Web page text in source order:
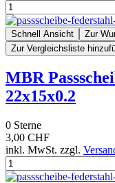
Schnell Ansicht
Zur
Zur Vergleichsliste
MBR
22x15x0.2
0 Sterne
3,00 CHF
inkl. MwSt. zzgl.